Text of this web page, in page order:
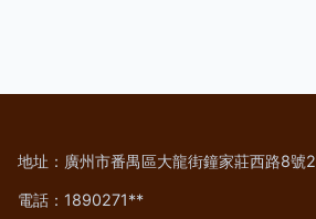
地址：廣州市番禺區大龍街鐘家莊西路8號
電話：1890271**